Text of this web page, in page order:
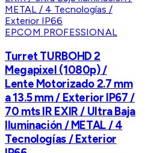
EPCOM PROFESSIONAL
Turret TURBOHD 2
Megapixel (1080p) /
Lente Motorizado 2.7 mm
a 13.5 mm / Exterior IP67 /
70 mts IR EXIR / Ultra Baja
Iluminación / METAL / 4
Tecnologías / Exterior